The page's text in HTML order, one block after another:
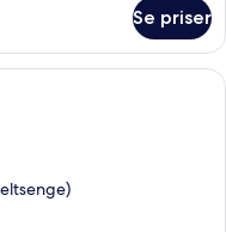
Se priser
hotelværelse med en